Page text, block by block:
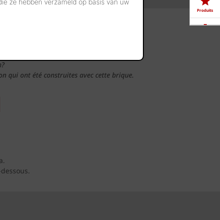
ze hebben verzameld op basis van uw
qui ont été construites avec cette brique.
Produits